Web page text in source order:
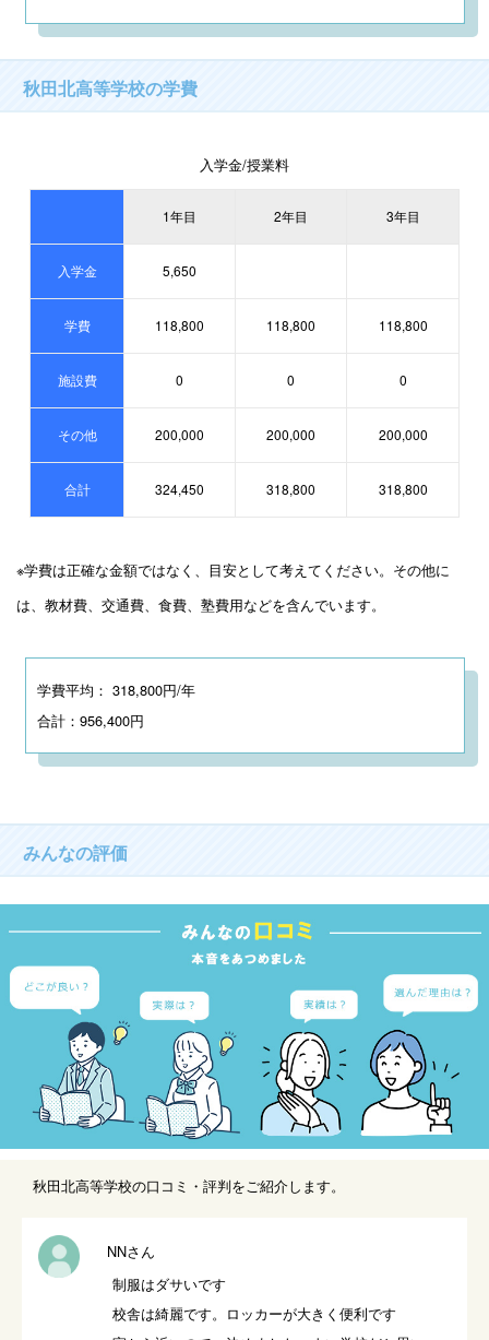
秋田北高等学校の学費
入学金/授業料
1年目 2年目 3年目
入学金 5,650
学費 118,800 118,800 118,800
施設費 0 0 0
その他 200,000 200,000 200,000
合計 324,450 318,800 318,800
※学費は正確な金額ではなく、目安として考えてください。その他に
は、教材費、交通費、食費、塾費用などを含んでいます。
学費平均： 318,800円/年
合計：956,400円
みんなの評価
秋田北高等学校の口コミ・評判をご紹介します。
NNさん
制服はダサいです
校舎は綺麗です。ロッカーが大きく便利です